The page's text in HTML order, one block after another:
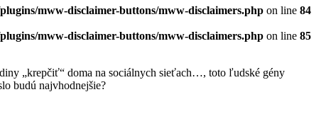
mww-disclaimer-buttons/mww-disclaimers.php on line 84
mww-disclaimer-buttons/mww-disclaimers.php on line 85
„krepčiť“ doma na sociálnych sieťach…, toto ľudské gény
budú najvhodnejšie?